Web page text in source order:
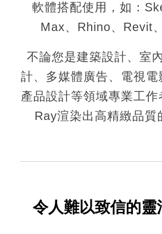
軟體搭配使用，如：
Max、Rhino、Revit
不論您是建築設計、室
計、多媒體廣告、電視電
產品設計等領域專業工
Ray渲染出高精緻品質
令人難以致信的靈